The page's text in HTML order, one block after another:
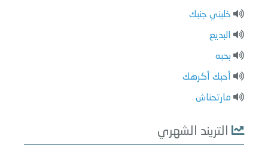
خليني جنبك
البديع
بحبه
أحبك أكرهك
مارتحناش
التريند الشهري